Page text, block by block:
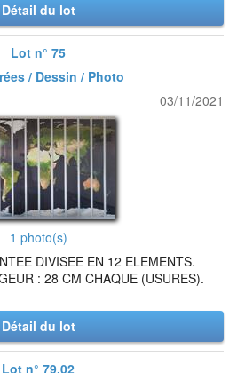
Détail du lot
Lot n° 75
/ Dessin / Photo
03/11/2021
1 photo(s)
DIVISEE EN 12 ELEMENTS.
: 28 CM CHAQUE (USURES).
Détail du lot
Lot n° 79.02